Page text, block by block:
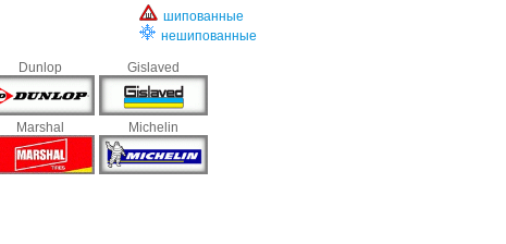
шипованные
нешипованные
Dunlop Gislaved
Marshal Michelin